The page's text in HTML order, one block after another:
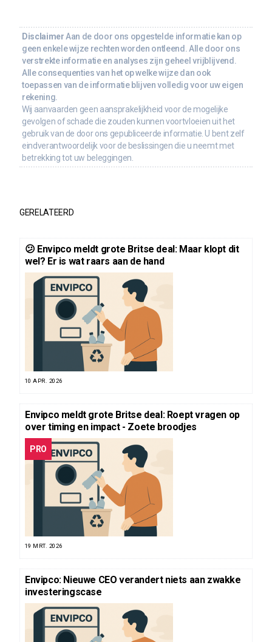
Disclaimer Aan de door ons opgestelde informatie kan op
geen enkele wijze rechten worden ontleend. Alle door ons
verstrekte informatie en analyses zijn geheel vrijblijvend.
Alle consequenties van het op welke wijze dan ook
toepassen van de informatie blijven volledig voor uw eigen
rekening.
Wij aanvaarden geen aansprakelijkheid voor de mogelijke
gevolgen of schade die zouden kunnen voortvloeien uit het
gebruik van de door ons gepubliceerde informatie. U bent zelf
eindverantwoordelijk voor de beslissingen die u neemt met
betrekking tot uw beleggingen.
GERELATEERD
😕 Envipco meldt grote Britse deal: Maar klopt dit
wel? Er is wat raars aan de hand
10 APR. 2026
Envipco meldt grote Britse deal: Roept vragen op
over timing en impact - Zoete broodjes
PRO
19 MRT. 2026
Envipco: Nieuwe CEO verandert niets aan zwakke
investeringscase